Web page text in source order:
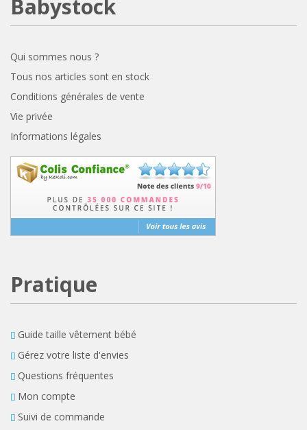
Babystock
Qui sommes nous ?
Tous nos articles sont en stock
Conditions générales de vente
Vie privée
Informations légales
Pratique
Guide taille vêtement bébé
Gérez votre liste d'envies
Questions fréquentes
Mon compte
Suivi de commande